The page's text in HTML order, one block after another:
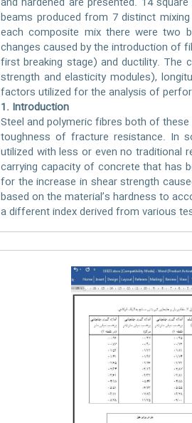
beams produced from 7 distinct
each composite mix there were two
changes caused by the introduction of
first breaking stage) and ductility. The
strength and elasticity modules),
factors utilized for the analysis of
1. Introduction
Steel and polymeric fibres both of
toughness of fracture resistance. In
utilized with less or even no traditional
carrying capacity of concrete that has
for the increase in shear strength
based on the material’s hardness to
a different index derived from various